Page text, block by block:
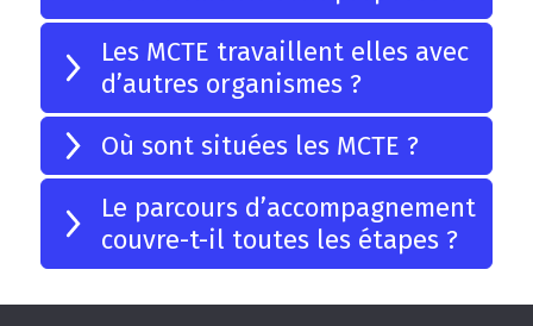
Les MCTE travaillent elles avec
d’autres organismes ?
Où sont situées les MCTE ?
Le parcours d’accompagnement
couvre-t-il toutes les étapes ?